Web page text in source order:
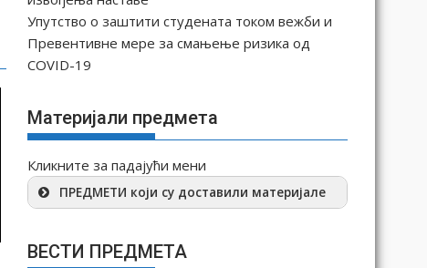
Упутство о заштити студената током вежби и
Превентивне мере за смањење ризика од
COVID-19
Материјали предмета
Кликните за падајући мени
ПРЕДМЕТИ који су доставили материјале
ВЕСТИ ПРЕДМЕТА